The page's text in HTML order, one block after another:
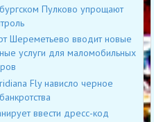
Пулково упрощают
Шереметьево вводит новые
услуги для маломобильных
Fly нависло черное
ввести дресс-код